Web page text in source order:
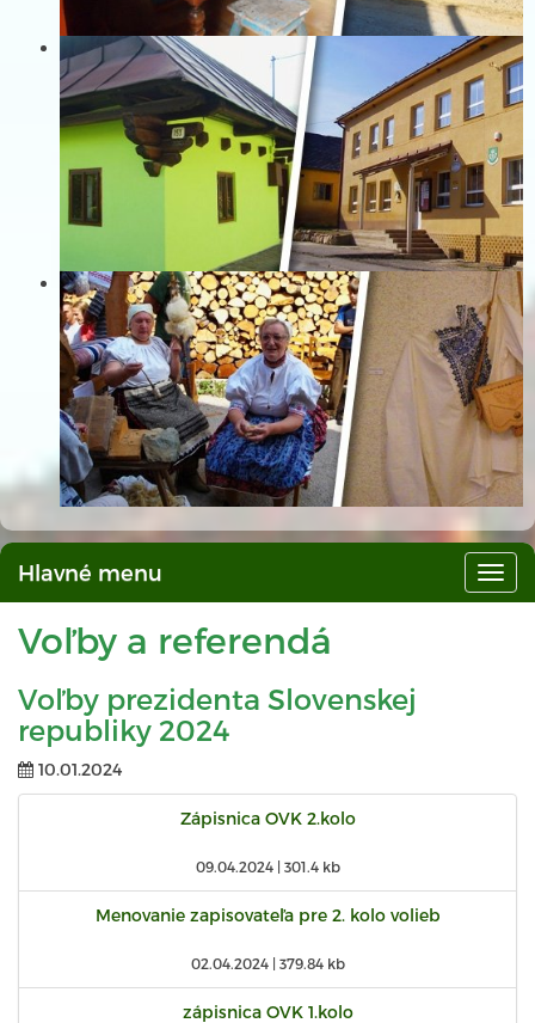
Hlavné menu
Voľby a referendá
Voľby prezidenta Slovenskej
republiky 2024
10.01.2024
Zápisnica OVK 2.kolo
09.04.2024 | 301.4 kb
Menovanie zapisovateľa pre 2. kolo volieb
02.04.2024 | 379.84 kb
zápisnica OVK 1.kolo